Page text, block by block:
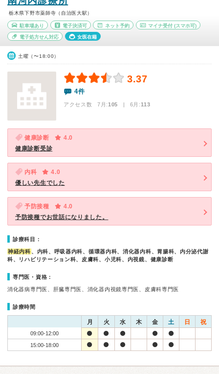
栃木県下野市薬師寺（自治医大駅）
駐車場あり 電子決済可 ネット予約 マイナ受付 (スマホ可)
電子処方せん対応 女医在籍
土曜（〜18:00）
3.37
4件
アクセス数 7月:105 | 6月:113
健康診断
4.0
健康診断受診
内科
4.0
優しい先生でした
予防接種
4.0
予防接種でお世話になりました。
診療科目：
神経内科 、内科、呼吸器内科、循環器内科、消化器内科、胃腸科、内分泌代謝
科、リハビリテーション科、皮膚科、小児科、内視鏡、健康診断
専門医・資格：
消化器病専門医、肝臓専門医、消化器内視鏡専門医、皮膚科専門医
診療時間
月 火 水 木 金 土 日 祝
09:00-12:00
15:00-18:00